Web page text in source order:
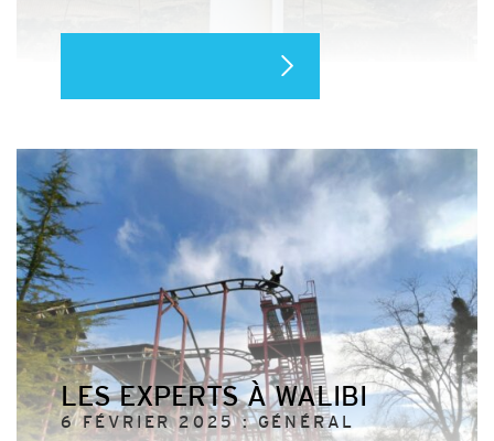
LES EXPERTS À WALIBI
6 FÉVRIER 2025 : GÉNÉRAL